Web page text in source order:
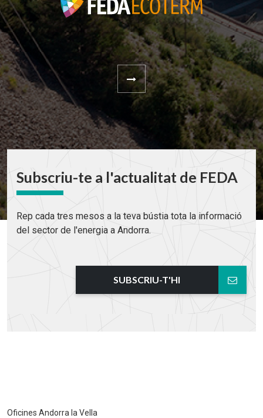
Subscriu-te a l'actualitat de FEDA
Rep cada tres mesos a la teva bústia tota la informació
del sector de l'energia a Andorra.
SUBSCRIU-T'HI
Oficines Andorra la Vella